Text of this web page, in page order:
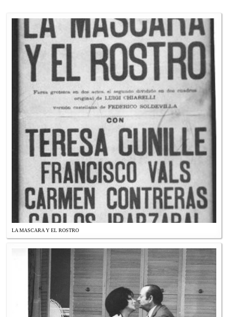
LA MASCARA Y EL ROSTRO